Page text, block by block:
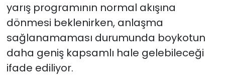
yarış programının normal akışına
dönmesi beklenirken, anlaşma
sağlanamaması durumunda boykotun
daha geniş kapsamlı hale gelebileceği
ifade ediliyor.